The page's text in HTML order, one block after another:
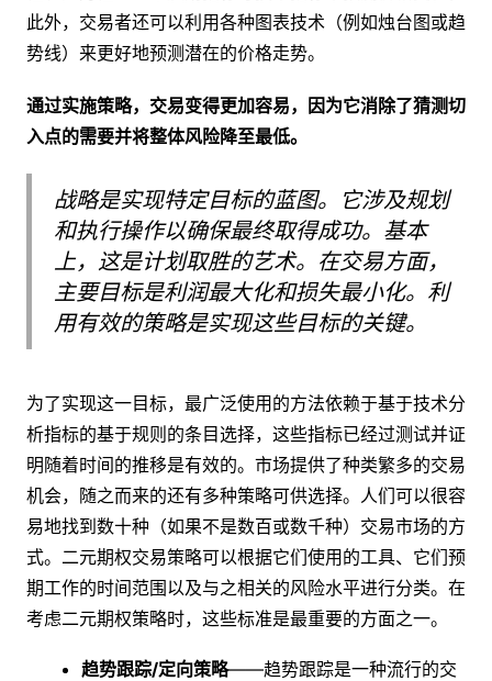
此外，交易者还可以利用各种图表技术（例如烛台图或趋
势线）来更好地预测潜在的价格走势。
通过实施策略，交易变得更加容易，因为它消除了猜测切
入点的需要并将整体风险降至最低。
战略是实现特定目标的蓝图。它涉及规划
和执行操作以确保最终取得成功。基本
上，这是计划取胜的艺术。 在交易方面，
主要目标是利润最大化和损失最小化。利
用有效的策略是实现这些目标的关键。
为了实现这一目标，最广泛使用的方法依赖于基于技术分
析指标的基于规则的条目选择，这些指标已经过测试并证
明随着时间的推移是有效的。市场提供了种类繁多的交易
机会，随之而来的还有多种策略可供选择。人们可以很容
易地找到数十种（如果不是数百或数千种）交易市场的方
式。二元期权交易策略可以根据它们使用的工具、它们预
期工作的时间范围以及与之相关的风险水平进行分类。在
考虑二元期权策略时，这些标准是最重要的方面之一。
趋势跟踪/定向策略——趋势跟踪是一种流行的交